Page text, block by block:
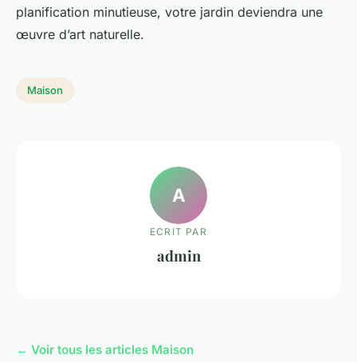
planification minutieuse, votre jardin deviendra une
œuvre d’art naturelle.
Maison
A
ECRIT PAR
admin
← Voir tous les articles Maison